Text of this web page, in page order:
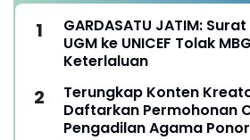
GARDASATU JATIM:
UGM ke UNICEF Tolak
Keterlaluan
Terungkap Konten
Daftarkan Permohonan
Pengadilan Agama